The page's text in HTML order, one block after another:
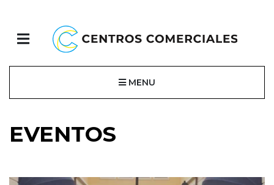
MENU
EVENTOS